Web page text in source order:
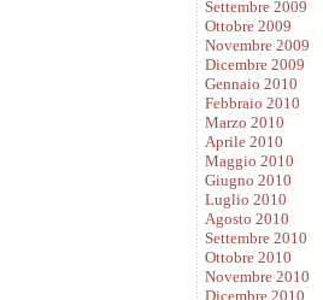
Settembre 2009
Ottobre 2009
Novembre 2009
Dicembre 2009
Gennaio 2010
Febbraio 2010
Marzo 2010
Aprile 2010
Maggio 2010
Giugno 2010
Luglio 2010
Agosto 2010
Settembre 2010
Ottobre 2010
Novembre 2010
Dicembre 2010